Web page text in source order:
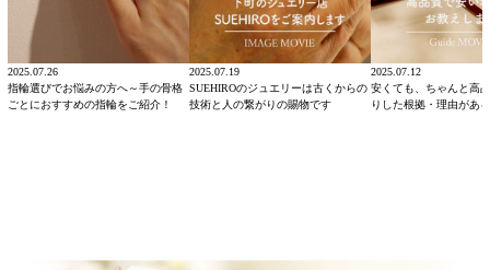
2025.07.26
指輪選びでお悩みの方へ～手の骨格
ごとにおすすめの指輪をご紹介！
2025.07.19
SUEHIROのジュエリーは古くからの
技術と人の繋がりの賜物です
2025.07.12
安くても、ちゃんと高
りした根拠・理由があ